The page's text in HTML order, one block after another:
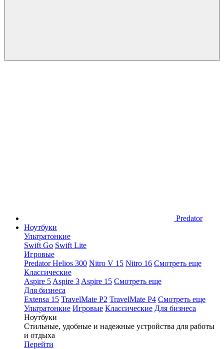
Predator
Ноутбуки
Ультратонкие
Swift Go Swift Lite
Игровые
Predator Helios 300 Nitro V 15 Nitro 16 Смотреть еще
Классические
Aspire 5 Aspire 3 Aspire 15 Смотреть еще
Для бизнеса
Extensa 15 TravelMate P2 TravelMate P4 Смотреть еще
Ультратонкие Игровые Классические Для бизнеса
Ноутбуки
Стильные, удобные и надежные устройства для работы
и отдыха
Перейти